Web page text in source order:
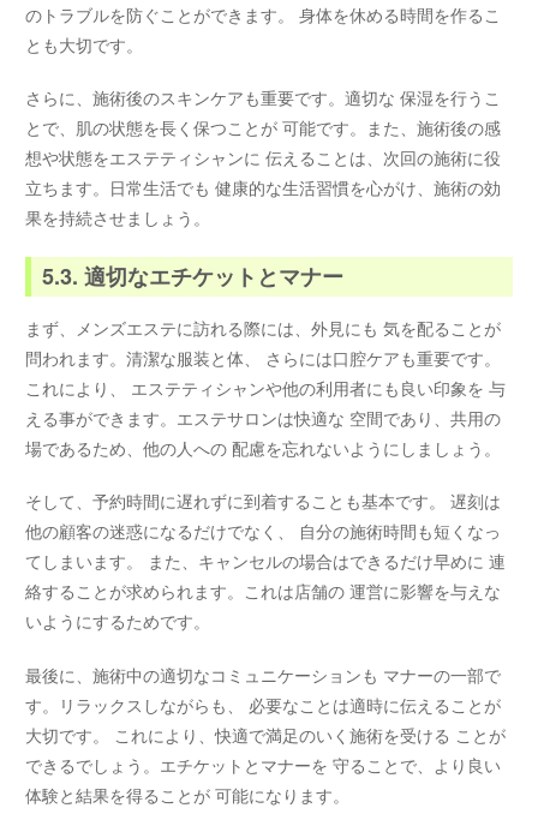
のトラブルを防ぐことができます。 身体を休める時間を作るこ
とも大切です。
さらに、施術後のスキンケアも重要です。適切な 保湿を行うこ
とで、肌の状態を長く保つことが 可能です。また、施術後の感
想や状態をエステティシャンに 伝えることは、次回の施術に役
立ちます。日常生活でも 健康的な生活習慣を心がけ、施術の効
果を持続させましょう。
5.3. 適切なエチケットとマナー
まず、メンズエステに訪れる際には、外見にも 気を配ることが
問われます。清潔な服装と体、 さらには口腔ケアも重要です。
これにより、 エステティシャンや他の利用者にも良い印象を 与
える事ができます。エステサロンは快適な 空間であり、共用の
場であるため、他の人への 配慮を忘れないようにしましょう。
そして、予約時間に遅れずに到着することも基本です。 遅刻は
他の顧客の迷惑になるだけでなく、 自分の施術時間も短くなっ
てしまいます。 また、キャンセルの場合はできるだけ早めに 連
絡することが求められます。これは店舗の 運営に影響を与えな
いようにするためです。
最後に、施術中の適切なコミュニケーションも マナーの一部で
す。リラックスしながらも、 必要なことは適時に伝えることが
大切です。 これにより、快適で満足のいく施術を受ける ことが
できるでしょう。エチケットとマナーを 守ることで、より良い
体験と結果を得ることが 可能になります。